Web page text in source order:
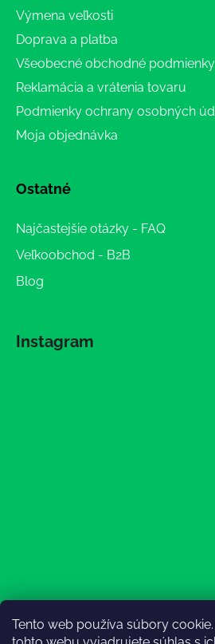
Tento web používa súbory
Výmena veľkosti
Doprava a platba
Všeobecné obchodné podmienky
Reklamácia a vrátenia tovaru
Podmienky ochrany osobných
Moja objednávka
Ostatné
Najčastejšie otázky - FAQ
Veľkoobchod - B2B
Blog
Instagram
Sledovať na Instagrame